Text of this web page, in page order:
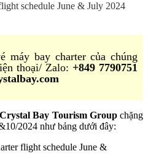
schedule June & July 2024
máy bay charter của chúng
thoại/ Zalo: +849 7790751
Crystal Bay Tourism Groupchặng
2024 như bảng dưới đây: